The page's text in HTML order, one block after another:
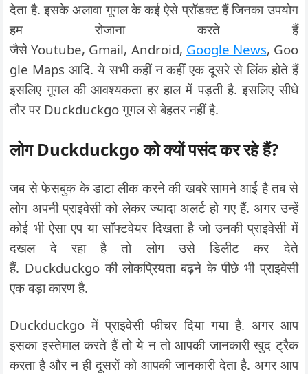
देता है. इसके अलावा गूगल के कई ऐसे प्रॉडक्ट हैं जिनका उपयोग
हम रोजाना करते हैं
जैसे Youtube, Gmail, Android, Google News, Goo
gle Maps आदि. ये सभी कहीं न कहीं एक दूसरे से लिंक होते हैं
इसलिए गूगल की आवश्यकता हर हाल में पड़ती है. इसलिए सीधे
तौर पर Duckduckgo गूगल से बेहतर नहीं है.
लोग Duckduckgo को क्यों पसंद कर रहे हैं?
जब से फेसबुक के डाटा लीक करने की खबरे सामने आई है तब से
लोग अपनी प्राइवेसी को लेकर ज्यादा अलर्ट हो गए हैं. अगर उन्हें
कोई भी ऐसा एप या सॉफ्टवेयर दिखता है जो उनकी प्राइवेसी में
दखल दे रहा है तो लोग उसे डिलीट कर देते
हैं. Duckduckgo की लोकप्रियता बढ़ने के पीछे भी प्राइवेसी
एक बड़ा कारण है.
Duckduckgo में प्राइवेसी फीचर दिया गया है. अगर आप
इसका इस्तेमाल करते हैं तो ये न तो आपकी जानकारी खुद ट्रैक
करता है और न ही दूसरों को आपकी जानकारी देता है. अगर आप